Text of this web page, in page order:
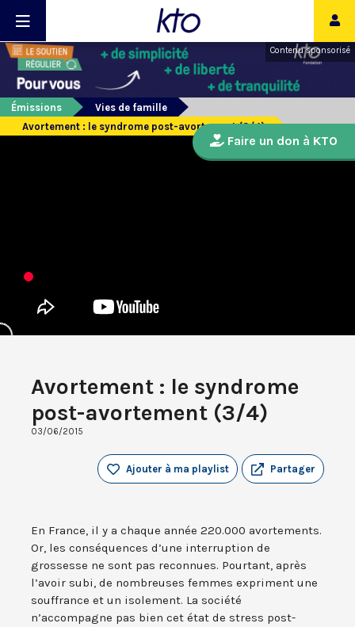
Contenu sponsorisé
Émissions
Vies de famille
Avortement : le syndrome post-avortement (3/4)
Avortement : le syndrome
post-avortement (3/4)
03/06/2015
Partager
Ajouter à ma playlist
En France, il y a chaque année 220.000 avortements.
Or, les conséquences d’une interruption de
grossesse ne sont pas reconnues. Pourtant, après
l’avoir subi, de nombreuses femmes expriment une
souffrance et un isolement. La société
n’accompagne pas bien cet état de stress post-
Faire un don à KTO